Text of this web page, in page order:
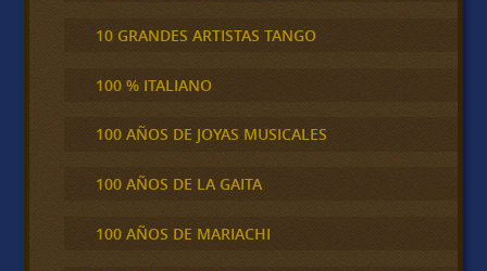
10 GRANDES ARTISTAS TANGO
100 % ITALIANO
100 AÑOS DE JOYAS MUSICALES
100 AÑOS DE LA GAITA
100 AÑOS DE MARIACHI